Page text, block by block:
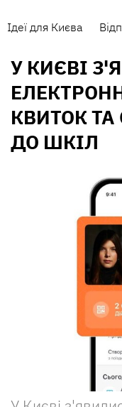
Ідеї для Києва
У КИЄВІ
КВИТОК
ДО ШКІЛ